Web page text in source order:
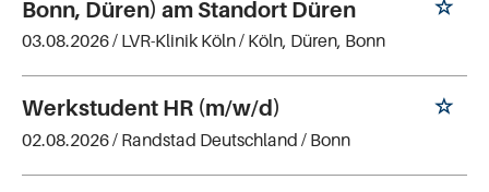
Bonn, Düren) am Standort Düren
03.08.2026 / LVR-Klinik Köln/ Köln, Düren, Bonn
Werkstudent HR (m/w/d)
02.08.2026 / Randstad Deutschland / Bonn